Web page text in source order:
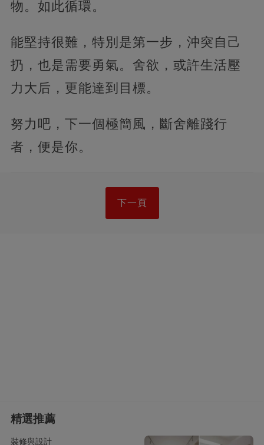
物。如此循環。
能堅持很難，特別是第一步，沖突自己
扔，也是需要勇氣。舍欲，或許生活壓
力大后，更能達到目標。
努力吧，下一個極簡風，斷舍離踐行
者，便是你。
下一頁
精選推薦
裝修與設計